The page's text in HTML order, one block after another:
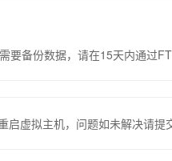
要备份数据，请在15天内通过
启虚拟主机，问题如未解决请提